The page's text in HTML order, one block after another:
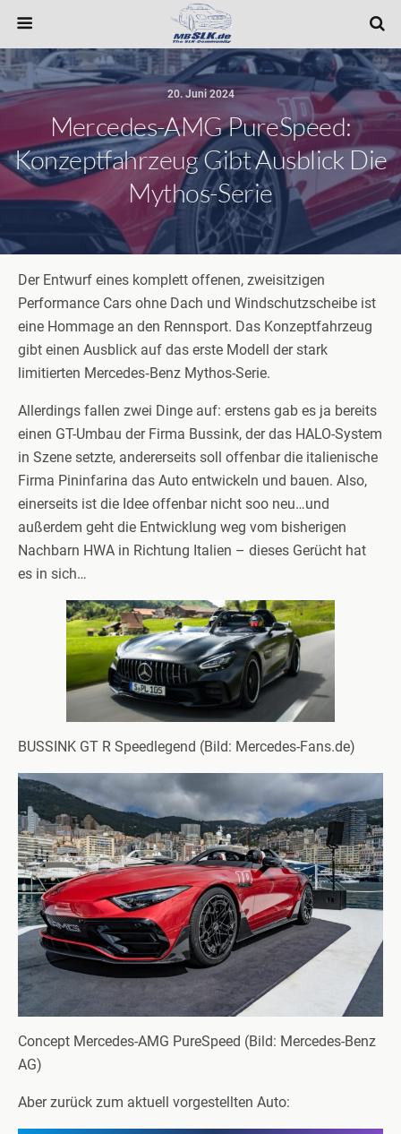
20. Juni 2024
Mercedes-AMG PureSpeed:
Konzeptfahrzeug Gibt Ausblick Die
Mythos-Serie
Der Entwurf eines komplett offenen, zweisitzigen
Performance Cars ohne Dach und Windschutzscheibe ist
eine Hommage an den Rennsport. Das Konzeptfahrzeug
gibt einen Ausblick auf das erste Modell der stark
limitierten Mercedes‑Benz Mythos-Serie.
Allerdings fallen zwei Dinge auf: erstens gab es ja bereits
einen GT-Umbau der Firma Bussink, der das HALO-System
in Szene setzte, andererseits soll offenbar die italienische
Firma Pininfarina das Auto entwickeln und bauen. Also,
einerseits ist die Idee offenbar nicht soo neu…und
außerdem geht die Entwicklung weg vom bisherigen
Nachbarn HWA in Richtung Italien – dieses Gerücht hat
es in sich…
BUSSINK GT R Speedlegend (Bild: Mercedes-Fans.de)
Concept Mercedes-AMG PureSpeed (Bild: Mercedes-Benz
AG)
Aber zurück zum aktuell vorgestellten Auto: